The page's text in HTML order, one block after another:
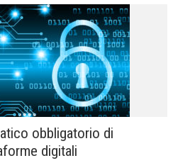
obbligatorio di
digitali